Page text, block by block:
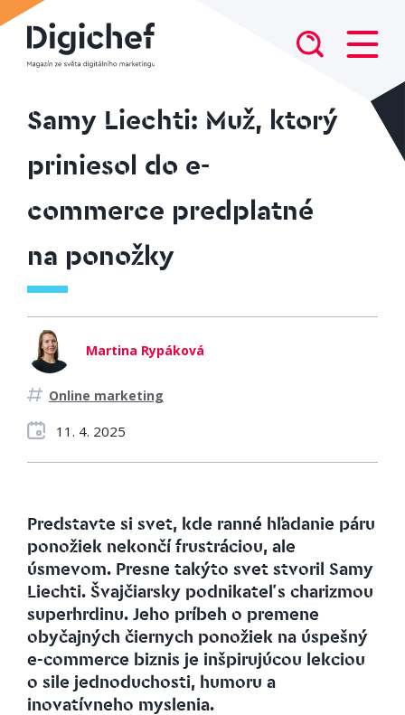
Samy Liechti: Muž, ktorý
priniesol do e-
commerce predplatné
na ponožky
Martina Rypáková
Online marketing
11. 4. 2025
Predstavte si svet, kde ranné hľadanie páru
ponožiek nekončí frustráciou, ale
úsmevom. Presne takýto svet stvoril Samy
Liechti. Švajčiarsky podnikateľ s charizmou
superhrdinu. Jeho príbeh o premene
obyčajných čiernych ponožiek na úspešný
e-commerce biznis je inšpirujúcou lekciou
o sile jednoduchosti, humoru a
inovatívneho myslenia.